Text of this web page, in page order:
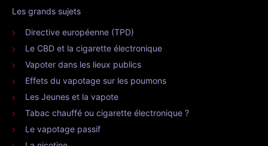
Les grands sujets
Directive européenne (TPD)
Le CBD et la cigarette électronique
Vapoter dans les lieux publics
Effets du vapotage sur les poumons
Les Jeunes et la vapote
Tabac chauffé ou cigarette électronique ?
Le vapotage passif